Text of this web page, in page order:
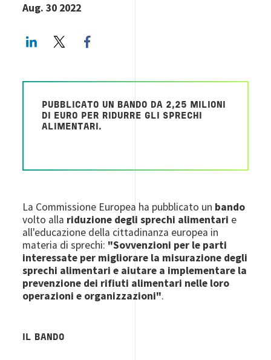
Aug. 30 2022
LinkedInTwitter
PUBBLICATO UN BANDO DA 2,25 MILIONI
DI EURO PER RIDURRE GLI SPRECHI
ALIMENTARI.
La Commissione Europea ha pubblicato un bando
volto alla riduzione degli sprechi alimentari e
all'educazione della cittadinanza europea in
materia di sprechi: "Sovvenzioni per le parti
interessate per migliorare la misurazione degli
sprechi alimentari e aiutare a implementare la
prevenzione dei rifiuti alimentari nelle loro
operazioni e organizzazioni".
IL BANDO